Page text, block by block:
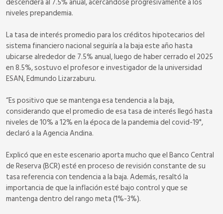
niveles prepandemia.
La tasa de interés promedio para los créditos hipotecarios del
sistema financiero nacional seguiría a la baja este año hasta
ubicarse alrededor de 7.5% anual, luego de haber cerrado el 2025
en 8.5%, sostuvo el profesor e investigador de la universidad
ESAN, Edmundo Lizarzaburu.
“Es positivo que se mantenga esa tendencia a la baja,
considerando que el promedio de esa tasa de interés llegó hasta
niveles de 10% a 12% en la época de la pandemia del covid-19",
declaró a la Agencia Andina.
Explicó que en este escenario aporta mucho que el Banco Central
de Reserva (BCR) esté en proceso de revisión constante de su
tasa referencia con tendencia a la baja. Además, resaltó la
importancia de que la inflación esté bajo control y que se
mantenga dentro del rango meta (1%-3%).